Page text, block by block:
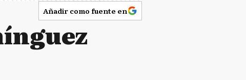
Añadir como fuente en